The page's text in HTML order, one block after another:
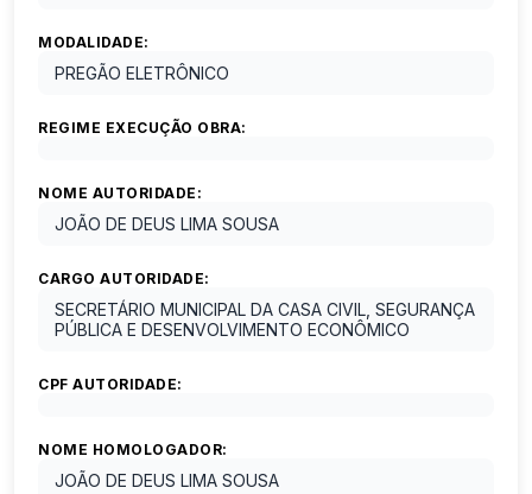
MODALIDADE:
PREGÃO ELETRÔNICO
REGIME EXECUÇÃO OBRA:
NOME AUTORIDADE:
JOÃO DE DEUS LIMA SOUSA
CARGO AUTORIDADE:
SECRETÁRIO MUNICIPAL DA CASA CIVIL, SEGURANÇA
PÚBLICA E DESENVOLVIMENTO ECONÔMICO
CPF AUTORIDADE:
NOME HOMOLOGADOR:
JOÃO DE DEUS LIMA SOUSA